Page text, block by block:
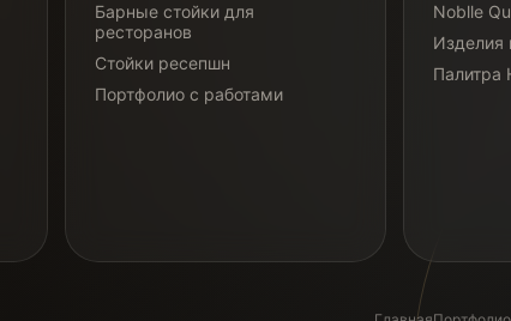
Барные стойки для
ресторанов
Стойки ресепшн
Портфолио с работами
Noblle
Изделия
Палитра